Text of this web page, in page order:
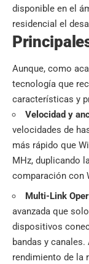
disponible en el
residencial el
Aunque, como
tecnología que
características y
Velocidad y
velocidades de
más rápido que
MHz, duplicando
comparación con
Multi-Link
avanzada que
dispositivos
bandas y
rendimiento de la